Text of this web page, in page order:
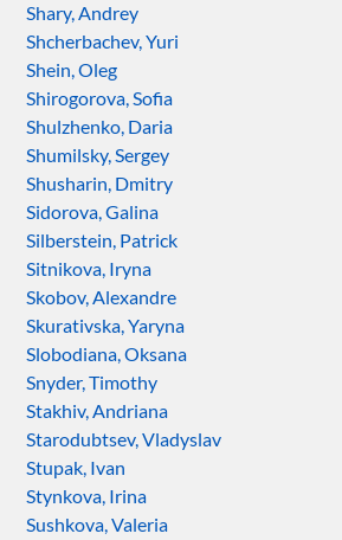
Shary, Andrey
Shcherbachev, Yuri
Shein, Oleg
Shirogorova, Sofia
Shulzhenko, Daria
Shumilsky, Sergey
Shusharin, Dmitry
Sidorova, Galina
Silberstein, Patrick
Sitnikova, Iryna
Skobov, Alexandre
Skurativska, Yaryna
Slobodiana, Oksana
Snyder, Timothy
Stakhiv, Andriana
Starodubtsev, Vladyslav
Stupak, Ivan
Stynkova, Irina
Sushkova, Valeria